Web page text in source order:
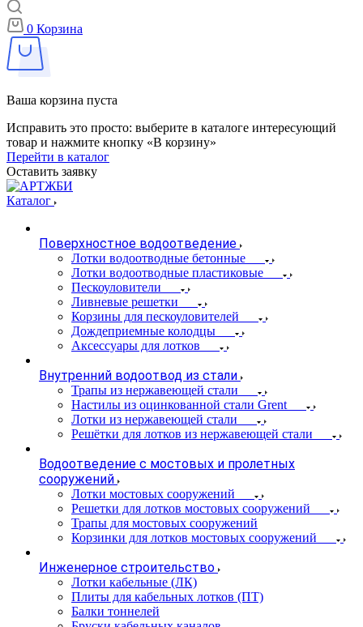
0 Корзина
Ваша корзина пуста
Исправить это просто: выберите в каталоге интересующий
товар и нажмите кнопку «В корзину»
Перейти в каталог
Оставить заявку
Каталог
Поверхностное водоотведение
Лотки водоотводные бетонные
Лотки водоотводные пластиковые
Пескоуловители
Ливневые решетки
Корзины для пескоуловителей
Дождеприемные колодцы
Аксессуары для лотков
Внутренний водоотвод из стали
Трапы из нержавеющей стали
Настилы из оцинкованной стали Grent
Лотки из нержавеющей стали
Решётки для лотков из нержавеющей стали
Водоотведение с мостовых и пролетных
сооружений
Лотки мостовых сооружений
Решетки для лотков мостовых сооружений
Трапы для мостовых сооружений
Корзинки для лотков мостовых сооружений
Инженерное строительство
Лотки кабельные (ЛК)
Плиты для кабельных лотков (ПТ)
Балки тоннелей